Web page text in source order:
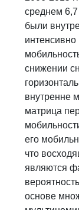
среднем 6,7
были
снижении
внутренне
матрица
его
что
являются
основе